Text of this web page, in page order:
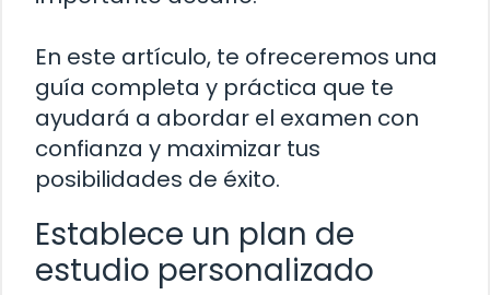
En este artículo, te ofreceremos una
guía completa y práctica que te
ayudará a abordar el examen con
confianza y maximizar tus
posibilidades de éxito.
Establece un plan de
estudio personalizado